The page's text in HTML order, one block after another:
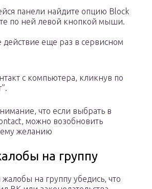
панели найдите опцию Block
по ней левой кнопкой мыши.
действие еще раз в сервисном
с компьютера, кликнув по
что если выбрать в
можно возобновить
желанию
на группу
на группу убедись, что